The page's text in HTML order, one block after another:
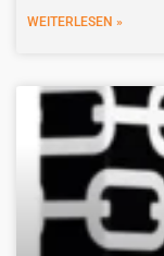
WEITERLESEN »